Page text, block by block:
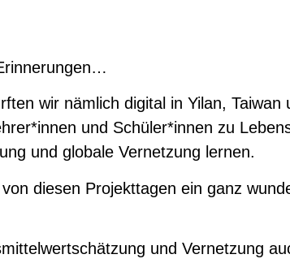
wir nämlich digital in Yilan,
und Schüler*innen zu
und globale Vernetzung lernen.
diesen Projekttagen ein ganz
und Vernetzung